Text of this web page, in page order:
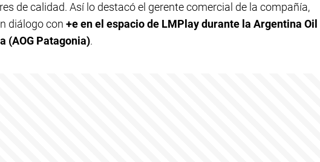
de calidad. Así lo destacó el gerente comercial de la compañía,
diálogo con +e en el espacio de LMPlay durante la Argentina Oil
(AOG Patagonia).